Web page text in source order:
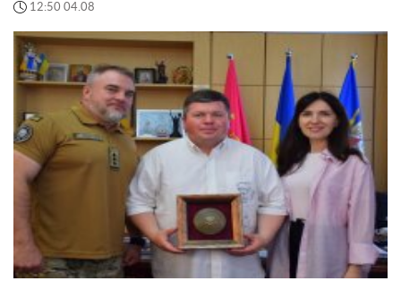
12:50 04.08